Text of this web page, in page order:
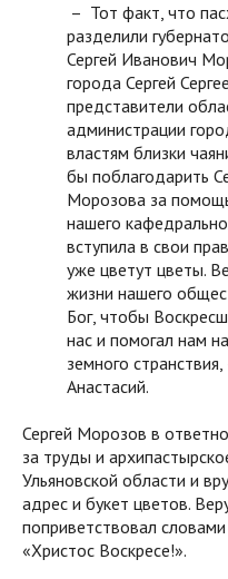
– Тот факт, что
разделили
Сергей Иванович
города Сергей
представители
администрации
властям близки
бы поблагодарить
Морозова за
нашего
вступила в свои
уже цветут цветы.
жизни нашего
Бог, чтобы
нас и помогал нам
земного
Анастасий.
Сергей Морозов в
за труды и
Ульяновской области и
адрес и букет цветов.
поприветствовал
«Христос Воскресе!».